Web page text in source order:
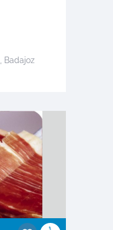
Badajoz